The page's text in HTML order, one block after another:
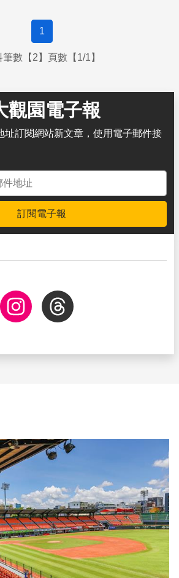
1
筆數【2】頁數【1/1】
觀園電子報
址訂閱網站新文章，使用電子郵件接
訂閱電子報
InstagramThreads